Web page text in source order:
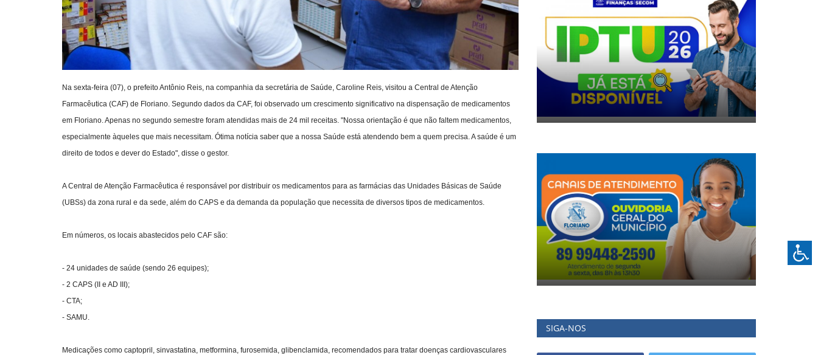
Na sexta-feira (07), o prefeito Antônio Reis, na companhia da secretária de Saúde, Caroline Reis, visitou a Central de Atenção
Farmacêutica (CAF) de Floriano. Segundo dados da CAF, foi observado um crescimento significativo na dispensação de medicamentos
em Floriano. Apenas no segundo semestre foram atendidas mais de 24 mil receitas. "Nossa orientação é que não faltem medicamentos,
especialmente àqueles que mais necessitam. Ótima notícia saber que a nossa Saúde está atendendo bem a quem precisa. A saúde é um
direito de todos e dever do Estado", disse o gestor.
A Central de Atenção Farmacêutica é responsável por distribuir os medicamentos para as farmácias das Unidades Básicas de Saúde
(UBSs) da zona rural e da sede, além do CAPS e da demanda da população que necessita de diversos tipos de medicamentos.
Em números, os locais abastecidos pelo CAF são:
- 24 unidades de saúde (sendo 26 equipes);
- 2 CAPS (II e AD III);
- CTA;
- SAMU.
Medicações como captopril, sinvastatina, metformina, furosemida, glibenclamida, recomendados para tratar doenças cardiovasculares
SIGA-NOS